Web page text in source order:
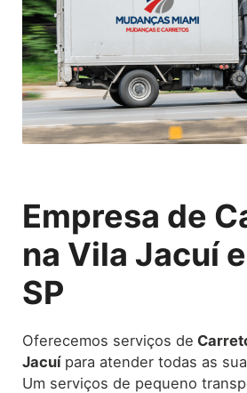
Empresa de
na Vila Jacuí
SP
Oferecemos serviços de
Jacuípara atender todas as
Um serviços de pequeno